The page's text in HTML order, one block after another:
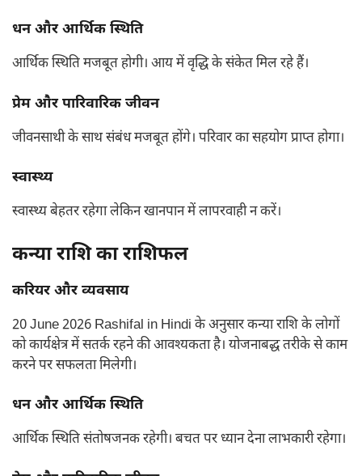
धन और आर्थिक स्थिति
आर्थिक स्थिति मजबूत होगी। आय में वृद्धि के संकेत मिल रहे हैं।
प्रेम और पारिवारिक जीवन
जीवनसाथी के साथ संबंध मजबूत होंगे। परिवार का सहयोग प्राप्त होगा।
स्वास्थ्य
स्वास्थ्य बेहतर रहेगा लेकिन खानपान में लापरवाही न करें।
कन्या राशि का राशिफल
करियर और व्यवसाय
20 June 2026 Rashifal in Hindi के अनुसार कन्या राशि के लोगों
को कार्यक्षेत्र में सतर्क रहने की आवश्यकता है। योजनाबद्ध तरीके से काम
करने पर सफलता मिलेगी।
धन और आर्थिक स्थिति
आर्थिक स्थिति संतोषजनक रहेगी। बचत पर ध्यान देना लाभकारी रहेगा।